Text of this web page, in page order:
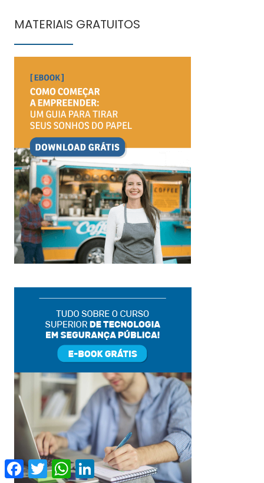
MATERIAIS GRATUITOS
FacebookTwitterWhatsApp
LinkedIn